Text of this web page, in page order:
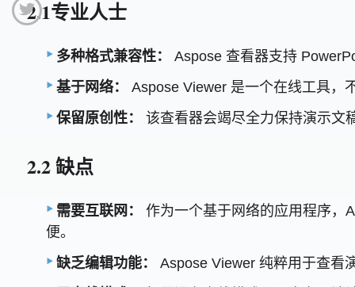
2.1专业人士
多种格式兼容性：
Aspose 查看器支持
基于网络：
Aspose Viewer 是一个在线工具，
保留原创性：
该查看器会竭尽全力保持演示文
2.2 缺点
需要互联网：
作为一个基于网络的应用程序，
便。
缺乏编辑功能：
Aspose Viewer 纯粹用于查看